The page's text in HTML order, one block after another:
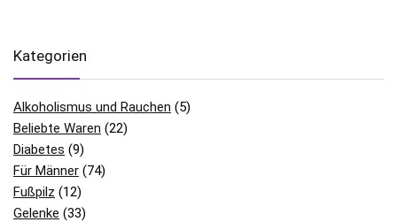
Kategorien
Alkoholismus und Rauchen (5)
Beliebte Waren (22)
Diabetes (9)
Für Männer (74)
Fußpilz (12)
Gelenke (33)